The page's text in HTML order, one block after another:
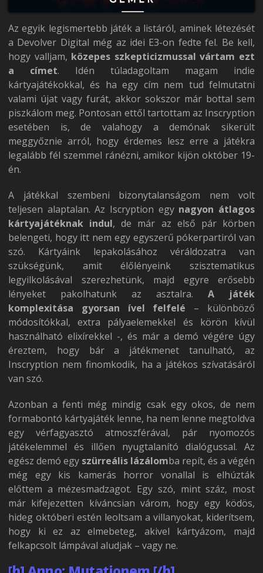
Az egyik legismertebb játék a listáról, aminek létezését
a Devolver Digital még az idei E3-on fedte fel. Be kell,
hogy valljam, közepes szkepticizmussal vártam ezt
a címet. Idén túladagoltam magam indie
kártyajátékokkal, és ha egy cím nem tud felmutatni
valami újat vagy furát, akkor sokszor már bottal sem
piszkálom meg. Pontosan ettől tartottam az Inscryption
esetében is, de valahogy a demónak sikerült
meggyőznie arról, hogy érdemes lesz erre a játékra
legalább fél szemmel ránézni, amikor kijön október 19-
én.
A játékkal szembeni bizonytalanságom nem volt
teljesen alaptalan. Az Iscryption egy nagyon átlagos
kártyajátéknak indul, de már az első pár körben
belengeti, hogy itt nem egy egyszerű pókerpartiról van
szó. Kártyáink lepakolásához véráldozatra van
szükségünk, amit élőlényeink szisztematikus
legyilkolásával szerezhetünk, majd egyre erősebb
lényeket pakolhatunk az asztalra. A játék
komplexitása gyorsan ível felfelé – különböző
módosítókkal, extra pályaelemekkel és körön kívül
használható elixírekkel -, és már a demó végére úgy
éreztem, hogy bár a játékmenet tanulható, az
Inscryption nem finomkodik, ha a játékos szívatásáról
van szó.
Azonban a fenti még mindig csak egy okos, de nem
formabontó kártyajáték lenne, ha nem lenne megtoldva
egy vérfagyasztó atmoszférával, pár nyomozós
játékelemmel és illően nyugtalanító dialógussal. Az
egész demó egy szürreális lázálomba repít, és a végén
még egy kis kamerás horror vonallal is elhúzták
előttem a mézesmadzagot. Egy szó, mint száz, most
már kifejezetten kíváncsian várom, hogy egy ködös,
hideg októberi estén leoltsam a villanyokat, kiderítsem,
hogy ki ez az elmebeteg, akivel kártyázom, majd
felkapcsolt lámpával aludjak – vagy ne.